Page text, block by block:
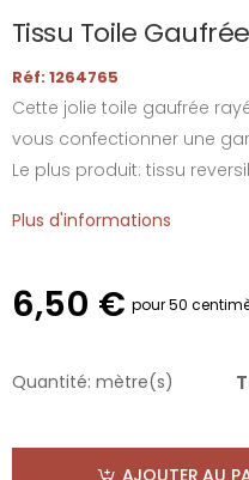
Tissu Toile
Réf: 1264765
Cette jolie toile gaufrée
vous confectionner une
Le plus produit: tissu
Plus d'informations
6,50 € pour 50
Quantité: mètre(s)
AJOUTER AU